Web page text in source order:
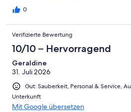
0
Verifizierte Bewertung
10/10 – Hervorragend
Geraldine
31. Juli 2026
Gut: Sauberkeit, Personal & Service,
Unterkunft
Mit Google übersetzen